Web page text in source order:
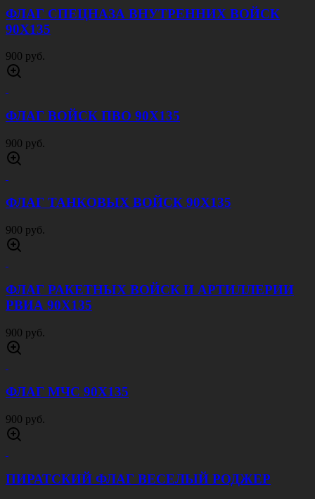
ФЛАГ СПЕЦНАЗА ВНУТРЕННИХ ВОЙСК
90Х135
900 руб.
ФЛАГ ВОЙСК ПВО 90Х135
900 руб.
ФЛАГ ТАНКОВЫХ ВОЙСК 90Х135
900 руб.
ФЛАГ РАКЕТНЫХ ВОЙСК И АРТИЛЛЕРИИ
РВИА 90Х135
900 руб.
ФЛАГ МЧС 90Х135
900 руб.
ПИРАТСКИЙ ФЛАГ ВЕСЕЛЫЙ РОДЖЕР